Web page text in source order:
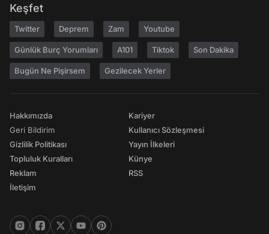
Keşfet
Twitter Deprem Zam Youtube
Günlük Burç Yorumları A101 Tiktok Son Dakika
Bugün Ne Pişirsem Gezilecek Yerler
Hakkımızda
Geri Bildirim
Gizlilik Politikası
Topluluk Kuralları
Reklam
İletişim
Kariyer
Kullanıcı Sözleşmesi
Yayın İlkeleri
Künye
RSS